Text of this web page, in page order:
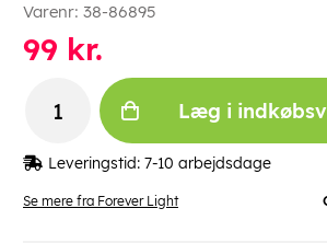
Se mere fra Forever Light
Varenr: 38-86895
99 kr.
Læg i
Leveringstid: 7-10 arbejdsdage